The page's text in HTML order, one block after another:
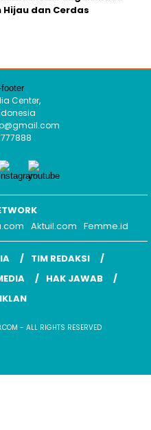
Hijau dan Cerdas
Center,
Aktuil.com Femme.id
TIM REDAKSI
HAK JAWAB
- ALL RIGHTS RESERVED